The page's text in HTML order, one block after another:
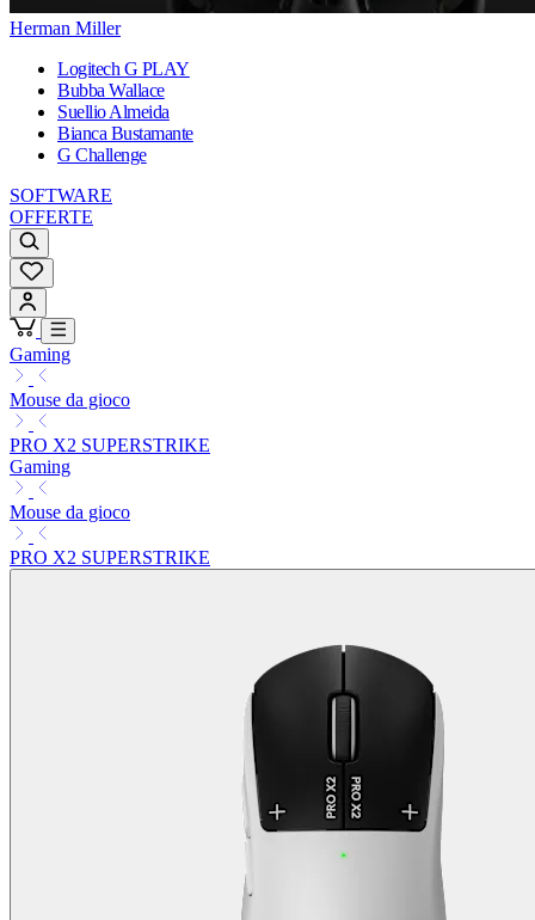
Herman Miller
Logitech G PLAY
Bubba Wallace
Suellio Almeida
Bianca Bustamante
G Challenge
SOFTWARE
OFFERTE
Gaming
Mouse da gioco
PRO X2 SUPERSTRIKE
Gaming
Mouse da gioco
PRO X2 SUPERSTRIKE